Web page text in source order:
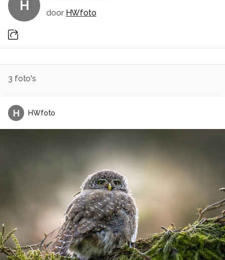
H door HWfoto
3 foto's
H HWfoto